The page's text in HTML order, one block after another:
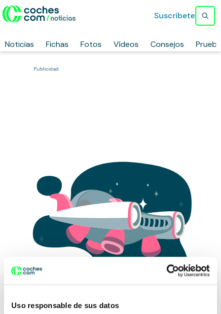
Uso responsable de sus datos
Noticias Fichas Fotos Vídeos Consejos
Suscríbete
Publicidad